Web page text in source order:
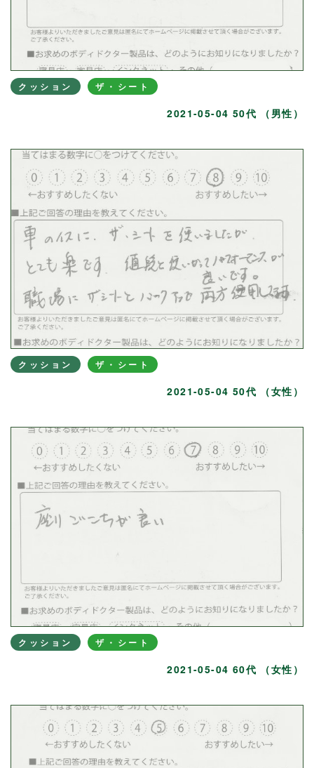
クッション ザ・シート
2021-05-04 50代 （男性）
クッション ザ・シート
2021-05-04 50代 （女性）
クッション ザ・シート
2021-05-04 60代 （女性）